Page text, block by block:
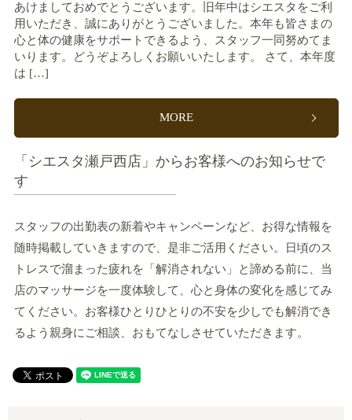
あけましておめでとうございます。旧年中はシエスタをご利
用いただき、誠にありがとうございました。本年も皆さまの
心と体の健康をサポートできるよう、スタッフ一同努めてま
いります。どうぞよろしくお願いいたします。 さて、本年度
は […]
MORE
「シエスタ瀬戸西店」からお客様へのお知らせで
す
スタッフの出勤表の新着やキャンペーンなど、お得な情報を
随時掲載していきますので、是非ご活用ください。日頃のス
トレスで溜まった疲れを「解消されない」と諦める前に、当
店のマッサージを一度体験して、心と身体の変化を感じてみ
てください。お客様ひとりひとりの不安を少しでも解消でき
るよう親身にご相談、おもてなしさせていただきます。